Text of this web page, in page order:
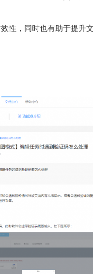
性，同时也有助于提升